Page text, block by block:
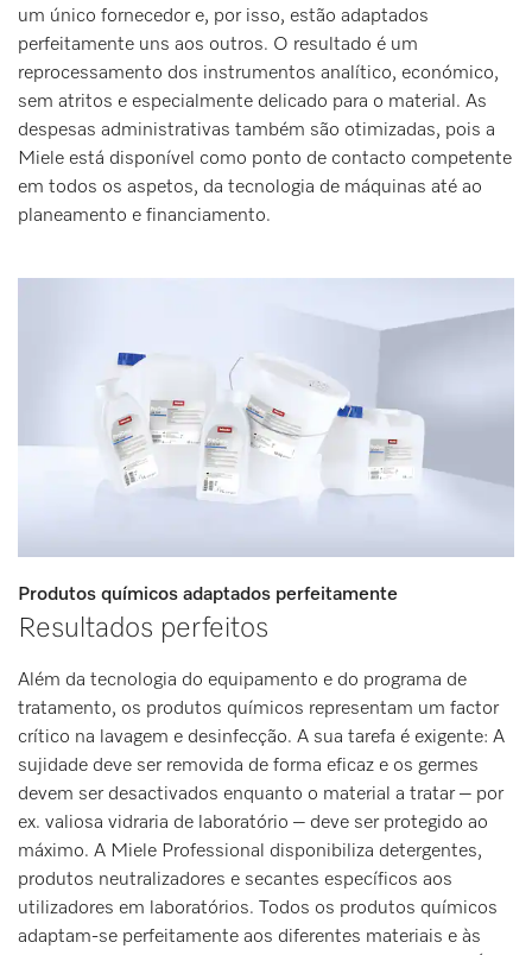
um único fornecedor e, por isso, estão adaptados
perfeitamente uns aos outros. O resultado é um
reprocessamento dos instrumentos analítico, económico,
sem atritos e especialmente delicado para o material. As
despesas administrativas também são otimizadas, pois a
Miele está disponível como ponto de contacto competente
em todos os aspetos, da tecnologia de máquinas até ao
planeamento e financiamento.
Produtos químicos adaptados perfeitamente
Resultados perfeitos
Além da tecnologia do equipamento e do programa de
tratamento, os produtos químicos representam um factor
crítico na lavagem e desinfecção. A sua tarefa é exigente: A
sujidade deve ser removida de forma eficaz e os germes
devem ser desactivados enquanto o material a tratar – por
ex. valiosa vidraria de laboratório – deve ser protegido ao
máximo. A Miele Professional disponibiliza detergentes,
produtos neutralizadores e secantes específicos aos
utilizadores em laboratórios. Todos os produtos químicos
adaptam-se perfeitamente aos diferentes materiais e às